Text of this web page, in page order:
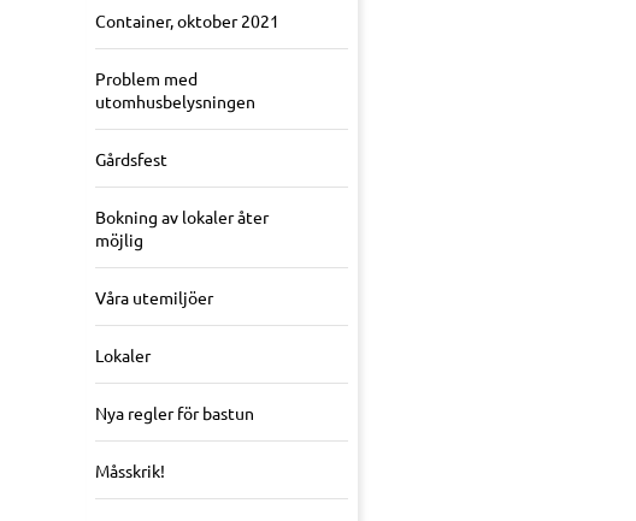
Container, oktober 2021
Problem med
utomhusbelysningen
Gårdsfest
Bokning av lokaler åter
möjlig
Våra utemiljöer
Lokaler
Nya regler för bastun
Måsskrik!